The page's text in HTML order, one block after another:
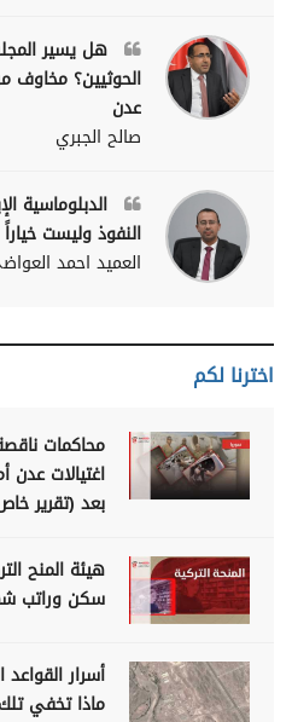
هل يسير
الحوثيين؟ مخاوف
عدن
صالح الجبري
الدبلوماسية
النفوذ وليست
العميد احمد
اخترنا لكم
محاكمات
اغتيالات
بعد (تقرير
هيئة المنح
سكن وراتب
أسرار
ماذا تخفي